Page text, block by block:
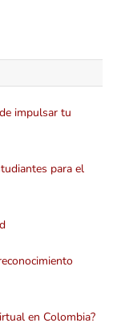
impulsar tu
para el
en Colombia?